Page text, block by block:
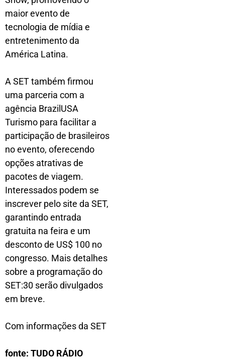
maior evento de
tecnologia de mídia e
entretenimento da
América Latina.
A SET também firmou
uma parceria com a
agência BrazilUSA
Turismo para facilitar a
participação de brasileiros
no evento, oferecendo
opções atrativas de
pacotes de viagem.
Interessados podem se
inscrever pelo site da SET,
garantindo entrada
gratuita na feira e um
desconto de US$ 100 no
congresso. Mais detalhes
sobre a programação do
SET:30 serão divulgados
em breve.
Com informações da SET
fonte: TUDO RÁDIO